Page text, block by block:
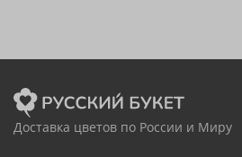
Доставка цветов по России и Миру